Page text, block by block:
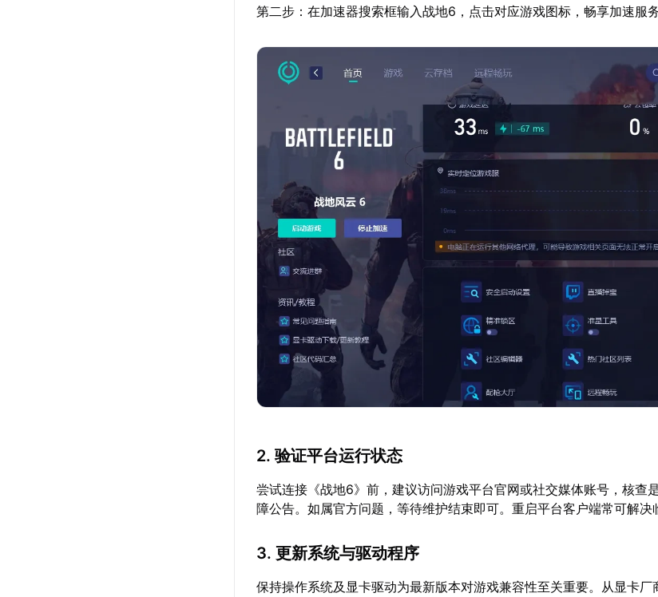
第二步：在加速器搜索框输入战地6，点击对应游戏图标，畅享加速服务
2. 验证平台运行状态
尝试连接《战地6》前，建议访问游戏平台官网或社交媒体账号，核查
障公告。如属官方问题，等待维护结束即可。重启平台客户端常可解决
3. 更新系统与驱动程序
保持操作系统及显卡驱动为最新版本对游戏兼容性至关重要。从显卡厂